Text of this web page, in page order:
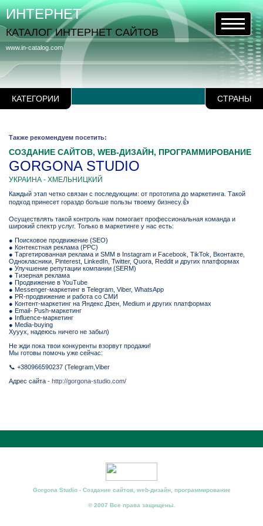
КАТЕГОРИИ СТРАНЫ
www.in-catalog.com
ИНТЕРНЕТ
КАТАЛОГ ИНТЕРНЕТ САЙТОВ
Также рекомендуем посетить:
СОЗДАНИЕ САЙТОВ, WEB-ДИЗАЙН, ПРОГРАММИРОВАНИЕ
GORGONA STUDIO
УКРАИНА - ХМЕЛЬНИЦКИЙ
Каждый этап четко связан с последующим: от прототипа до маркетинга. Такой
подход принесет гораздо больше пользы твоему бизнесу.👍
Осуществлять такой контроль нам помогает профессиональная команда и
широкий спектр услуг. Только в маркетинге у нас есть:
● Поисковое продвижение (SEO)
● Контекстная реклама (PPC)
● Таргетированная реклама и SMM в Instagram и Facebook, TikTok, Вконтакте,
Однокласники, Pinterest, LinkedIn, Twitter, Quora, Reddit и других платформах
● Улучшение репутации компании (SERM)
● Тизерная реклама
● Продвижение в YouTube
● Messenger-маркетинг в Telegram, Viber, WhatsApp
● PR-продвижение и работа со СМИ
● Контент-маркетинг на Яндекс.Дзен, Medium и других платформах
● Email- Push-маркетинг
● Influence-маркетинг
● Media-buying
Хууух, надеюсь ничего не забыл)
Не жди пока твои конкуренты взорвут продажи!
Мы готовы помочь уже сейчас:
📞 +380966590237 (Telegram,Viber
Адрес сайта - http://gorgona-studio.com/
Gorgona Studio - Создание сайтов, web-дизайн, программирование
© 2007 Все права защищены.